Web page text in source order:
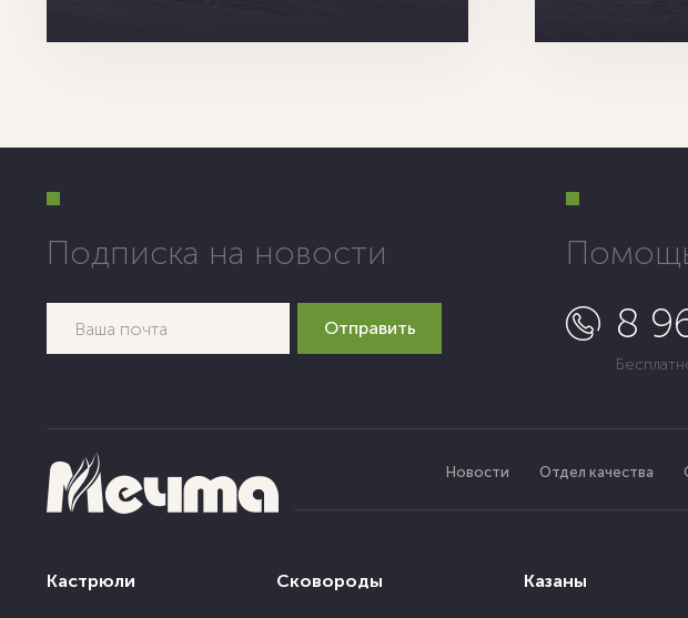
Подписка на новости
8
Новости Отдел качества
Кастрюли Сковороды Казаны